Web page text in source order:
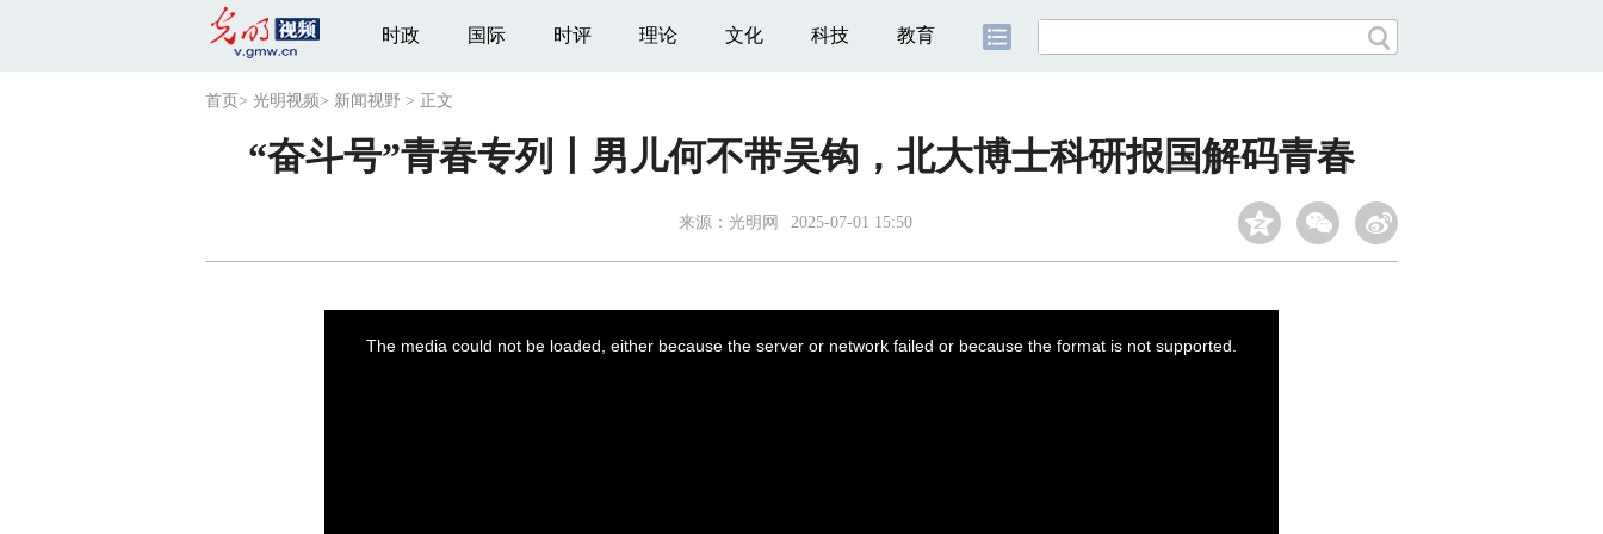
时政 国际 时评 理论 文化 科技 教育
首页 > 光明视频> 新闻视野 > 正文
“奋斗号”青春专列丨男儿何不带吴钩，北大博士科研报国解码青春
来源： 光明网 2025-07-01 15:50
The media could not be loaded, either because the server or network failed or because the format is not supported.